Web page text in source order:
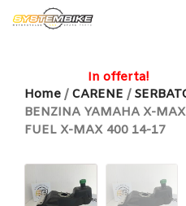
Home
Shop Ricambi
Home / CARENE /
BENZINA YAMAHA X-
FUEL X-MAX 400 14-17
In offerta!